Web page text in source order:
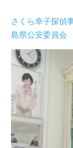
さくら幸子探
島県公安委員